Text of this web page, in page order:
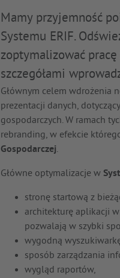
Mamy przyjemność
Systemu ERIF.
zoptymalizować
szczegółami
Głównym celem wdrożenia
prezentacji danych,
gospodarczych. W ramach
rebranding, w efekcie
Gospodarczej.
Główne optymalizacje w
stronę startową z
architekturę aplikacji
pozwalają w szybki
wygodną
sposób zarządzania
wygląd raportów,